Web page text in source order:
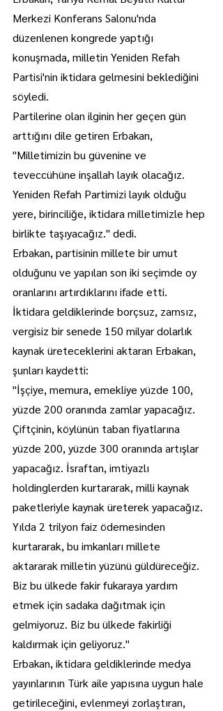
Merkezi Konferans Salonu'nda
düzenlenen kongrede yaptığı
konuşmada, milletin Yeniden Refah
Partisi'nin iktidara gelmesini beklediğini
söyledi.
Partilerine olan ilginin her geçen gün
arttığını dile getiren Erbakan,
"Milletimizin bu güvenine ve
teveccühüne inşallah layık olacağız.
Yeniden Refah Partimizi layık olduğu
yere, birinciliğe, iktidara milletimizle hep
birlikte taşıyacağız." dedi.
Erbakan, partisinin millete bir umut
olduğunu ve yapılan son iki seçimde oy
oranlarını artırdıklarını ifade etti.
İktidara geldiklerinde borçsuz, zamsız,
vergisiz bir senede 150 milyar dolarlık
kaynak üreteceklerini aktaran Erbakan,
şunları kaydetti:
"İşçiye, memura, emekliye yüzde 100,
yüzde 200 oranında zamlar yapacağız.
Çiftçinin, köylünün taban fiyatlarına
yüzde 200, yüzde 300 oranında artışlar
yapacağız. İsraftan, imtiyazlı
holdinglerden kurtararak, milli kaynak
paketleriyle kaynak üreterek yapacağız.
Yılda 2 trilyon faiz ödemesinden
kurtararak, bu imkanları millete
aktararak milletin yüzünü güldüreceğiz.
Biz bu ülkede fakir fukaraya yardım
etmek için sadaka dağıtmak için
gelmiyoruz. Biz bu ülkede fakirliği
kaldırmak için geliyoruz."
Erbakan, iktidara geldiklerinde medya
yayınlarının Türk aile yapısına uygun hale
getirileceğini, evlenmeyi zorlaştıran,